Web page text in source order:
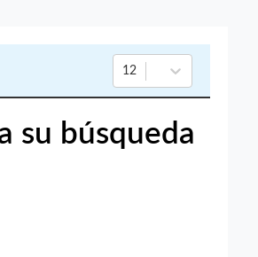
12
su búsqueda